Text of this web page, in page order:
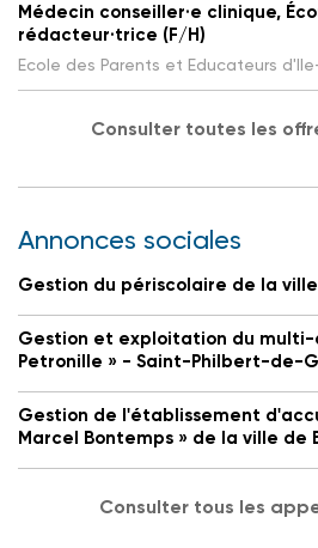
Médecin conseiller·e clinique,
rédacteur·trice (F/H)
Ecole des Parents et Educateurs
Consulter toutes les
Annonces sociales
Gestion du périscolaire de la
Gestion et exploitation du multi-
Petronille » - Saint-Philbert-de-
Gestion de l'établissement
Marcel Bontemps » de la ville de
Consulter tous les